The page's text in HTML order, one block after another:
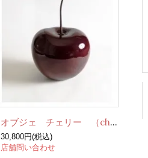
オブジェ チェリー （cherry glossy red)
30,800円(税込)
店舗問い合わせ